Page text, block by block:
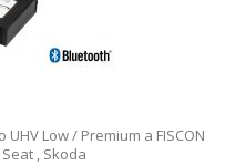
Low / Premium a FISCON
, Skoda